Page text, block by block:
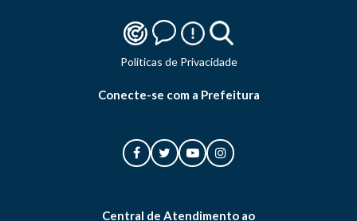
Politicas de Privacidade
Conecte-se com a Prefeitura
Central de Atendimento ao